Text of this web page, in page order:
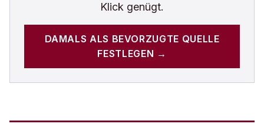
Klick genügt.
DAMALS ALS BEVORZUGTE QUELLE
FESTLEGEN →